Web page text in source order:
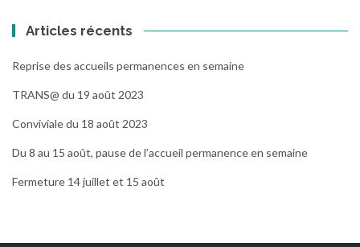
Articles récents
Reprise des accueils permanences en semaine
TRANS@ du 19 août 2023
Conviviale du 18 août 2023
Du 8 au 15 août, pause de l’accueil permanence en semaine
Fermeture 14 juillet et 15 août